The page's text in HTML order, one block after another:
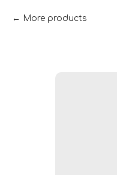
More products